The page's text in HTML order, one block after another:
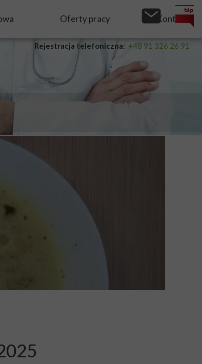
Rejestracja telefoniczna: +48 91 326 26 91
Oferty pracy Kontakt